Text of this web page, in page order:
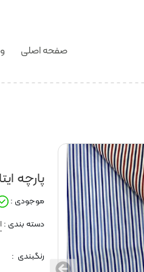
صفحه اصلی
پارچه
موجودی :
دسته بندی :
رنگبندی :